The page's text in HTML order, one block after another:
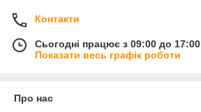
Контакти
Сьогодні працює з 09:00 до 17:00
Показати весь графік роботи
Про нас